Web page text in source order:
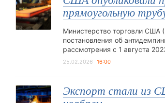
прямоугольную
Министерство торговли США
постановления об
рассмотрения с 1 августа
25.02.2026 16:00
Экспорт стали из